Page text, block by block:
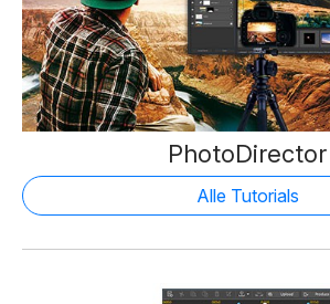
PhotoDirector
Alle Tutorials